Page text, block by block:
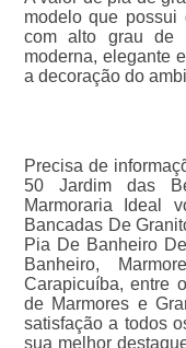
modelo que possui
com alto grau de
moderna, elegante
a decoração do
Precisa de
50 Jardim das
Marmoraria Ideal
Bancadas De
Pia De Banheiro
Banheiro,
Carapicuíba, entre
de Marmores e
satisfação a todos
sua melhor